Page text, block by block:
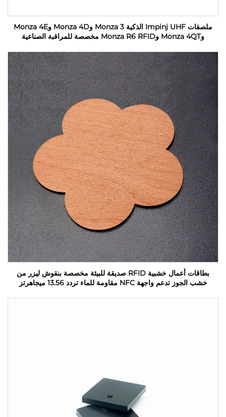
ملصقات Impinj UHF الذكية Monza 3 وMonza 4D وMonza 4E
وMonza 4QT وMonza R6 RFID مخصصة للمراقبة الصناعية
بطاقات أعمال خشبية RFID صديقة للبيئة مخصصة بنقوش ليزر من
خشب الجوز تدعم واجهة NFC مقاومة للماء تردد 13.56 ميجاهرتز